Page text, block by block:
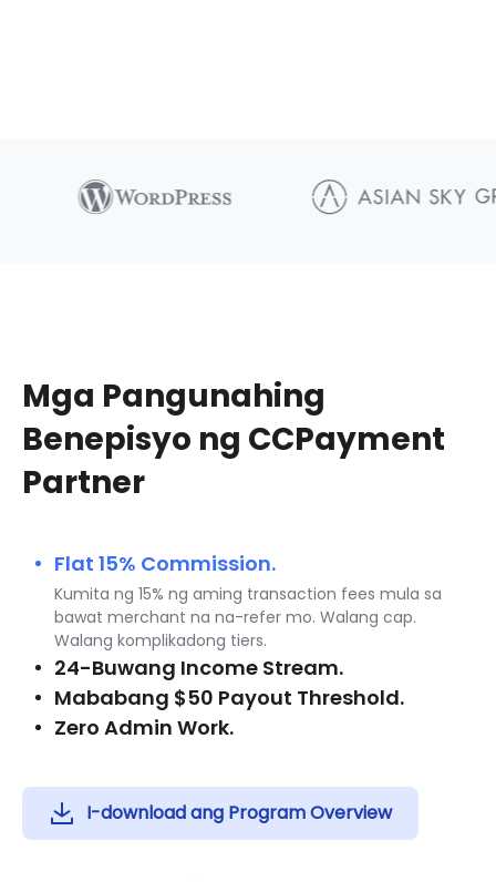
Mga Pangunahing
Benepisyo ng CCPayment
Partner
Flat 15% Commission.
Kumita ng 15% ng aming transaction fees mula sa
bawat merchant na na-refer mo. Walang cap.
Walang komplikadong tiers.
24-Buwang Income Stream.
Mababang $50 Payout Threshold.
Zero Admin Work.
I-download ang Program Overview